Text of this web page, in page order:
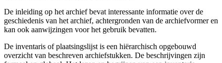
De inleiding op het archief bevat interessante informatie over de
geschiedenis van het archief, achtergronden van de archiefvormer en
kan ook aanwijzingen voor het gebruik bevatten.
De inventaris of plaatsingslijst is een hiërarchisch opgebouwd
overzicht van beschreven archiefstukken. De beschrijvingen zijn